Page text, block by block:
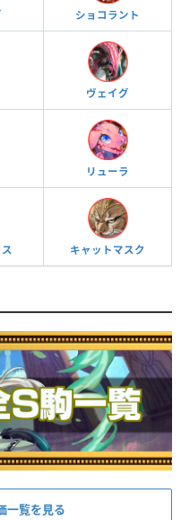
ショコラント
ヴェイグ
リューラ
キャットマスク
一覧を見る